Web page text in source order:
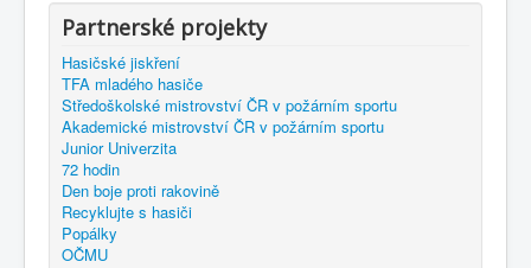
Partnerské projekty
Hasičské jiskření
TFA mladého hasiče
Středoškolské mistrovství ČR v požárním sportu
Akademické mistrovství ČR v požárním sportu
Junior Univerzita
72 hodin
Den boje proti rakovině
Recyklujte s hasiči
Popálky
OČMU